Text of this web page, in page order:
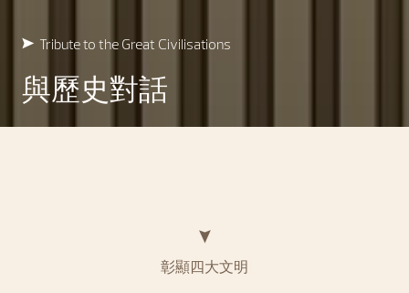
Tribute to the Great Civilisations
與歷史對話
彰顯四大文明